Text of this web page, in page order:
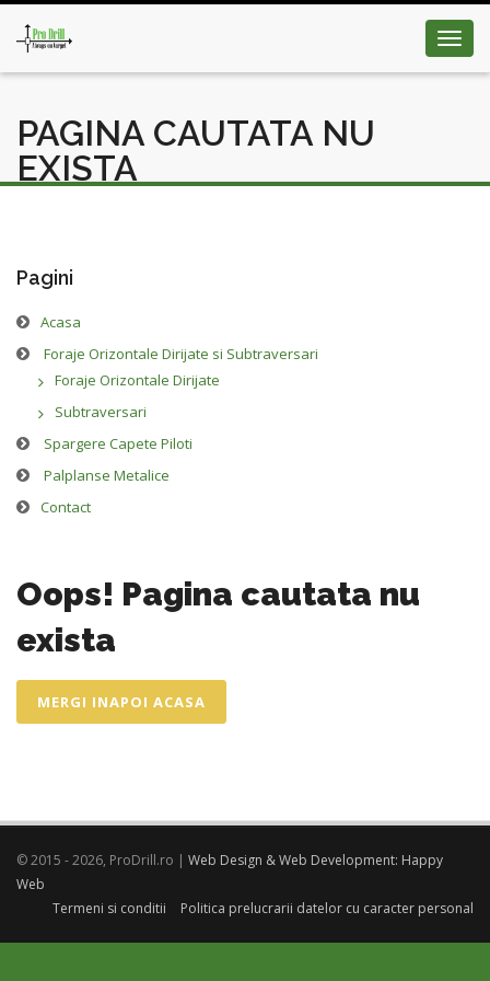
PAGINA CAUTATA NU
EXISTA
Pagini
Acasa
Foraje Orizontale Dirijate si Subtraversari
Foraje Orizontale Dirijate
Subtraversari
Spargere Capete Piloti
Palplanse Metalice
Contact
Oops! Pagina cautata nu
exista
MERGI INAPOI ACASA
© 2015 - 2026, ProDrill.ro | Web Design & Web Development: Happy
Web
Termeni si conditii
Politica prelucrarii datelor cu caracter personal